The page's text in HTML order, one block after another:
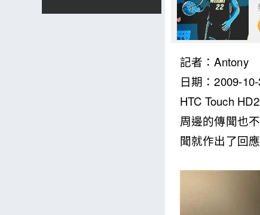
記者：Antony
日期：2009-
HTC Touch
周邊的傳聞也
聞就作出了回應